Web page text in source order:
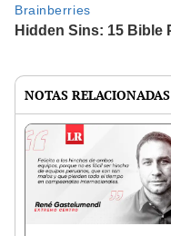
NOTAS RELACIONADAS